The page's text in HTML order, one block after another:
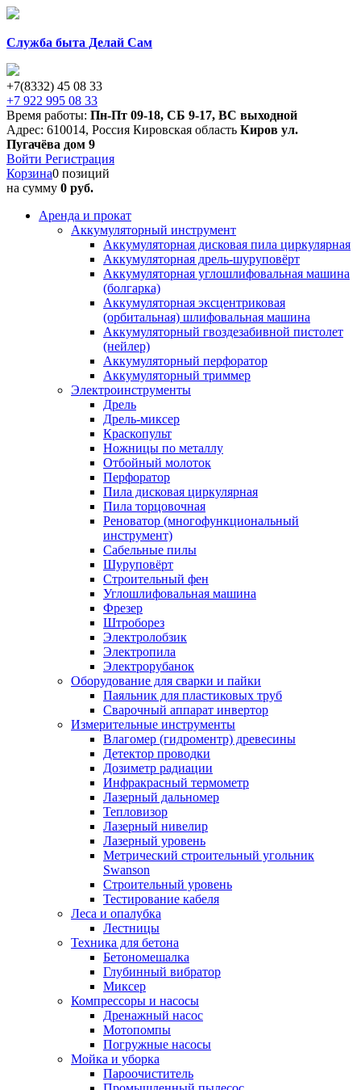
Служба быта Делай Сам
+7(8332) 45 08 33
+7 922 995 08 33
Время работы: Пн-Пт 09-18, СБ 9-17, ВС выходной
Адрес: 610014, Россия Кировская область Киров ул.
Пугачёва дом 9
Войти Регистрация
Корзина0 позиций
на сумму 0 руб.
Аренда и прокат
Аккумуляторный инструмент
Аккумуляторная дисковая пила циркулярная
Аккумуляторная дрель-шуруповёрт
Аккумуляторная углошлифовальная машина
(болгарка)
Аккумуляторная эксцентриковая
(орбитальная) шлифовальная машина
Аккумуляторный гвоздезабивной пистолет
(нейлер)
Аккумуляторный перфоратор
Аккумуляторный триммер
Электроинструменты
Дрель
Дрель-миксер
Краскопульт
Ножницы по металлу
Отбойный молоток
Перфоратор
Пила дисковая циркулярная
Пила торцовочная
Реноватор (многофункциональный
инструмент)
Сабельные пилы
Шуруповёрт
Строительный фен
Углошлифовальная машина
Фрезер
Штроборез
Электролобзик
Электропила
Электрорубанок
Оборудование для сварки и пайки
Паяльник для пластиковых труб
Сварочный аппарат инвертор
Измерительные инструменты
Влагомер (гидроментр) древесины
Детектор проводки
Дозиметр радиации
Инфракрасный термометр
Лазерный дальномер
Тепловизор
Лазерный нивелир
Лазерный уровень
Метрический строительный угольник
Swanson
Строительный уровень
Тестирование кабеля
Леса и опалубка
Лестницы
Техника для бетона
Бетономешалка
Глубинный вибратор
Миксер
Компрессоры и насосы
Дренажный насос
Мотопомпы
Погружные насосы
Мойка и уборка
Пароочиститель